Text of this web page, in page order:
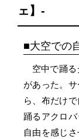
ェ】-
大空での
空中で踊
があった。
ら、布だけ
踊るアクロ
自由を感じ